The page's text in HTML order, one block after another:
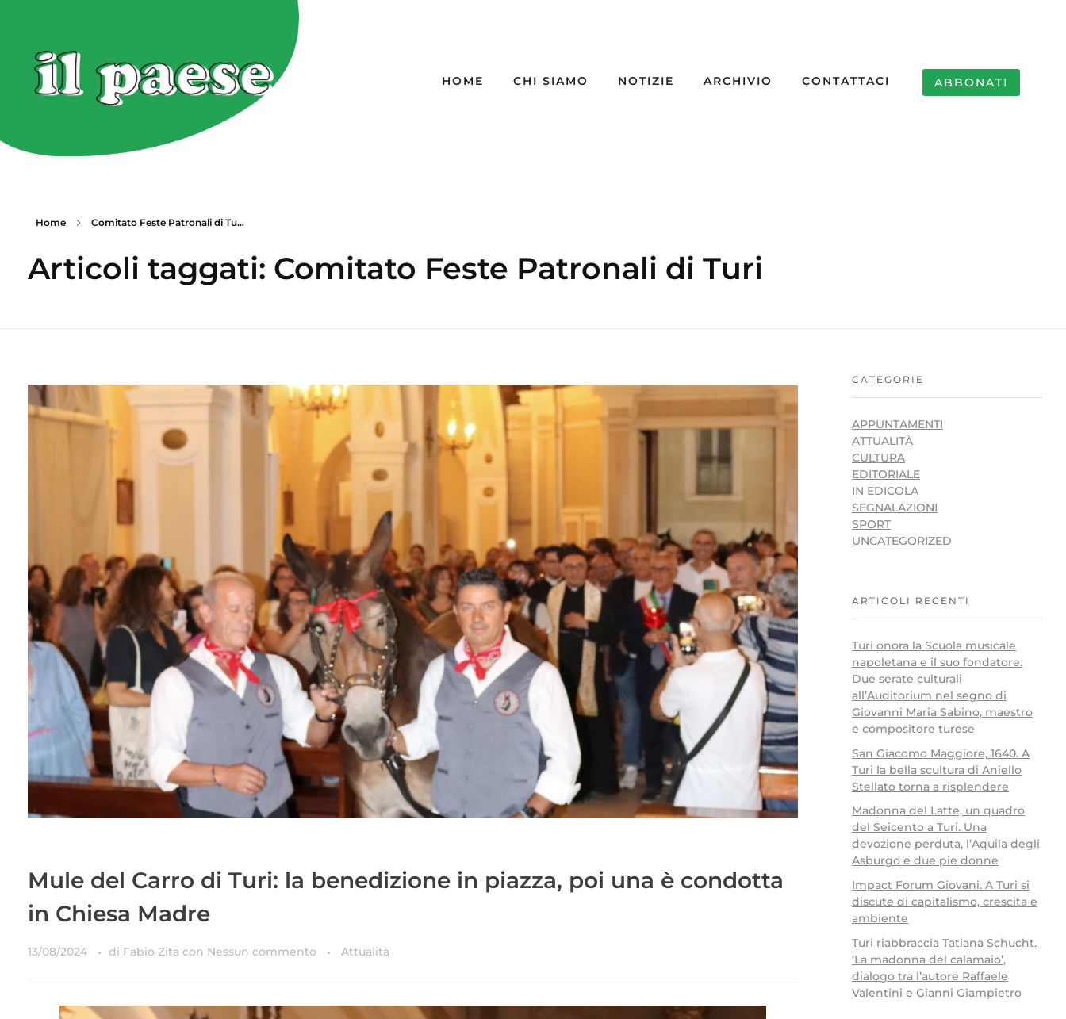
HOME CHI SIAMO NOTIZIE ARCHIVIO CONTATTACI ABBONATI
Home Comitato Feste Patronali di Tu...
Articoli taggati: Comitato Feste Patronali di Turi
Mule del Carro di Turi: la benedizione in piazza, poi una è condotta
in Chiesa Madre
13/08/2024 di Fabio Zita con Nessun commento Attualità
CATEGORIE
APPUNTAMENTI
ATTUALITÀ
CULTURA
EDITORIALE
IN EDICOLA
SEGNALAZIONI
SPORT
UNCATEGORIZED
ARTICOLI RECENTI
Turi onora la Scuola musicale
napoletana e il suo fondatore.
Due serate culturali
all’Auditorium nel segno di
Giovanni Maria Sabino, maestro
e compositore turese
San Giacomo Maggiore, 1640. A
Turi la bella scultura di Aniello
Stellato torna a risplendere
Madonna del Latte, un quadro
del Seicento a Turi. Una
devozione perduta, l’Aquila degli
Asburgo e due pie donne
Impact Forum Giovani. A Turi si
discute di capitalismo, crescita e
ambiente
Turi riabbraccia Tatiana Schucht.
‘La madonna del calamaio’,
dialogo tra l’autore Raffaele
Valentini e Gianni Giampietro